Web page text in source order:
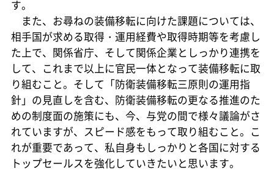
す。
また、お尋ねの装備移転に向けた課題については、
相手国が求める取得・運用経費や取得時期等を考慮し
た上で、関係省庁、そして関係企業としっかり連携を
して、これまで以上に官民一体となって装備移転に取
り組むこと。そして「防衛装備移転三原則の運用指
針」の見直しを含む、防衛装備移転の更なる推進のた
めの制度面の施策にも、今、与党の間で様々議論がさ
れていますが、スピード感をもって取り組むこと。こ
れが重要であって、私自身もしっかりと各国に対する
トップセールスを強化していきたいと思います。